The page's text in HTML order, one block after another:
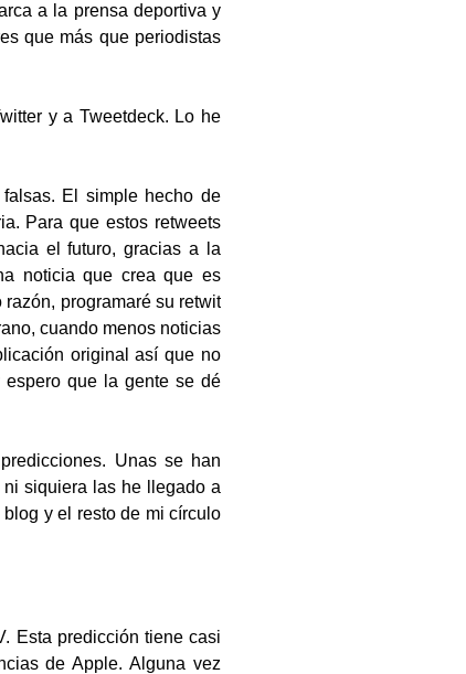
a la prensa deportiva y
que más que periodistas
y a Tweetdeck. Lo he
El simple hecho de
Para que estos retweets
el futuro, gracias a la
noticia que crea que es
programaré su retwit
cuando menos noticias
original así que no
espero que la gente se dé
Unas se han
siquiera las he llegado a
y el resto de mi círculo
Esta predicción tiene casi
de Apple. Alguna vez